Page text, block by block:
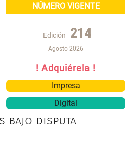
NÚMERO VIGENTE
Edición 214
Agosto 2026
! Adquiérela !
Impresa
Digital
bajo disputa